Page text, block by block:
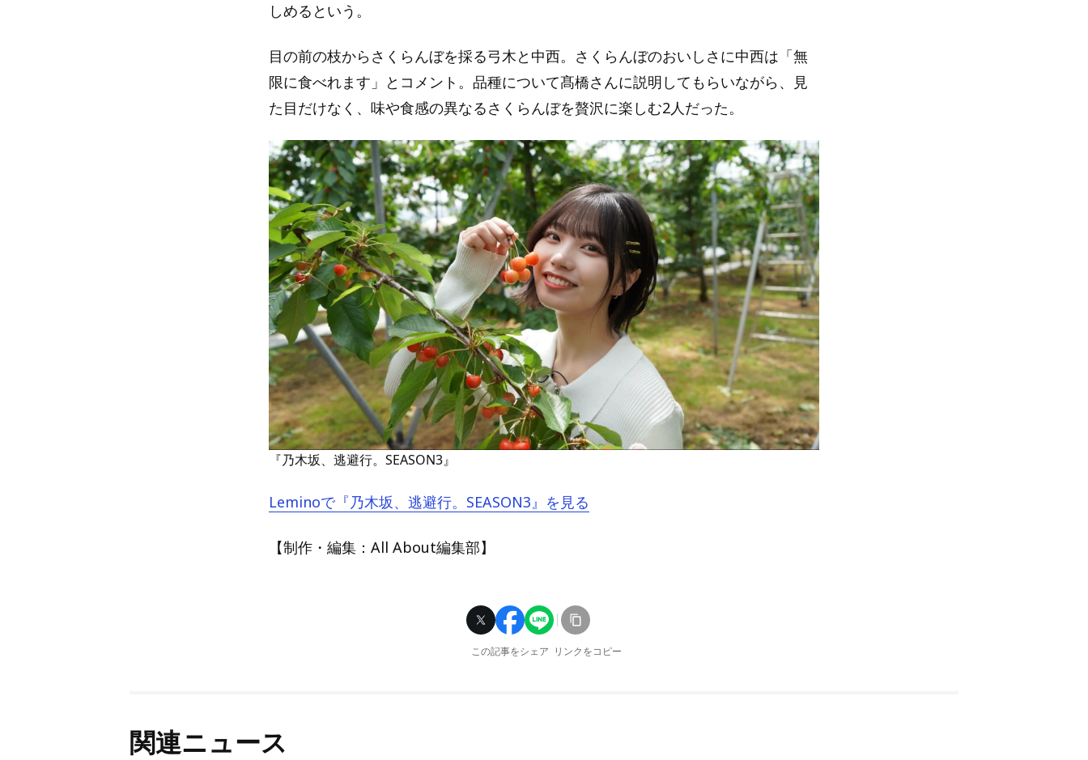
しめるという。
目の前の枝からさくらんぼを採る弓木と中西。さくらんぼのおいしさに中西は「無
限に食べれます」とコメント。品種について髙橋さんに説明してもらいながら、見
た目だけなく、味や食感の異なるさくらんぼを贅沢に楽しむ2人だった。
『乃木坂、逃避行。SEASON3』
Leminoで『乃木坂、逃避行。SEASON3』を見る
【制作・編集：All About編集部】
この記事をシェア リンクをコピー
関連ニュース